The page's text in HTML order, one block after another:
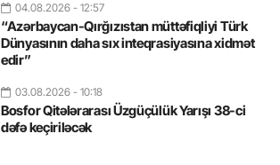
04.08.2026 - 12:57
“Azərbaycan-Qırğızıstan müttəfiqliyi Türk
Dünyasının daha sıx inteqrasiyasına xidmət
edir”
03.08.2026 - 10:18
Bosfor Qitələrarası Üzgüçülük Yarışı 38-ci
dəfə keçiriləcək